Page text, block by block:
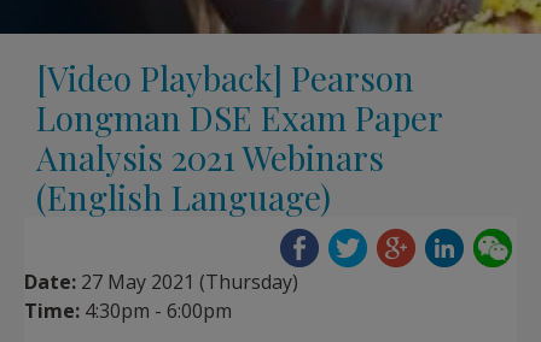
[Video Playback] Pearson
Longman DSE Exam Paper
Analysis 2021 Webinars
(English Language)
Date: 27 May 2021 (Thursday)
Time: 4:30pm - 6:00pm